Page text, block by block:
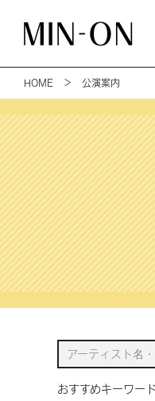
HOME ＞ 公演案内
おすすめキーワード